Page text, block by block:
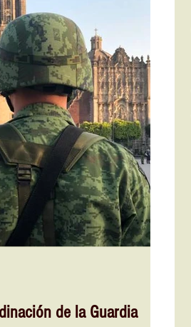
de la Guardia